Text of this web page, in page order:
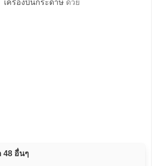
เครื่องบินกระดาษ ด้วย
48 อื่นๆ